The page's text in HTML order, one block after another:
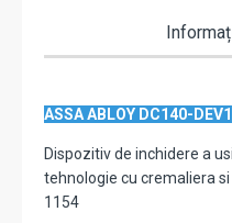
ASSA ABLOY DC140-DEV1
Dispozitiv de inchidere a
tehnologie cu cremaliera
1154